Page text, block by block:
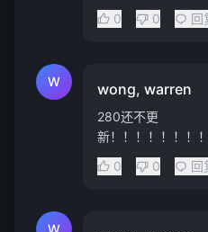
0 0 回
W wong, warren
280还不更
新！！！！！！！
0
0 回